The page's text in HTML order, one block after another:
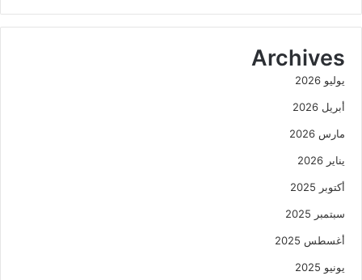
Archives
يوليو 2026
أبريل 2026
مارس 2026
يناير 2026
أكتوبر 2025
سبتمبر 2025
أغسطس 2025
يونيو 2025